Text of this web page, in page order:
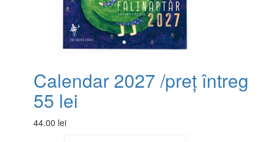
Calendar 2027 /preț întreg
55 lei
44.00 lei